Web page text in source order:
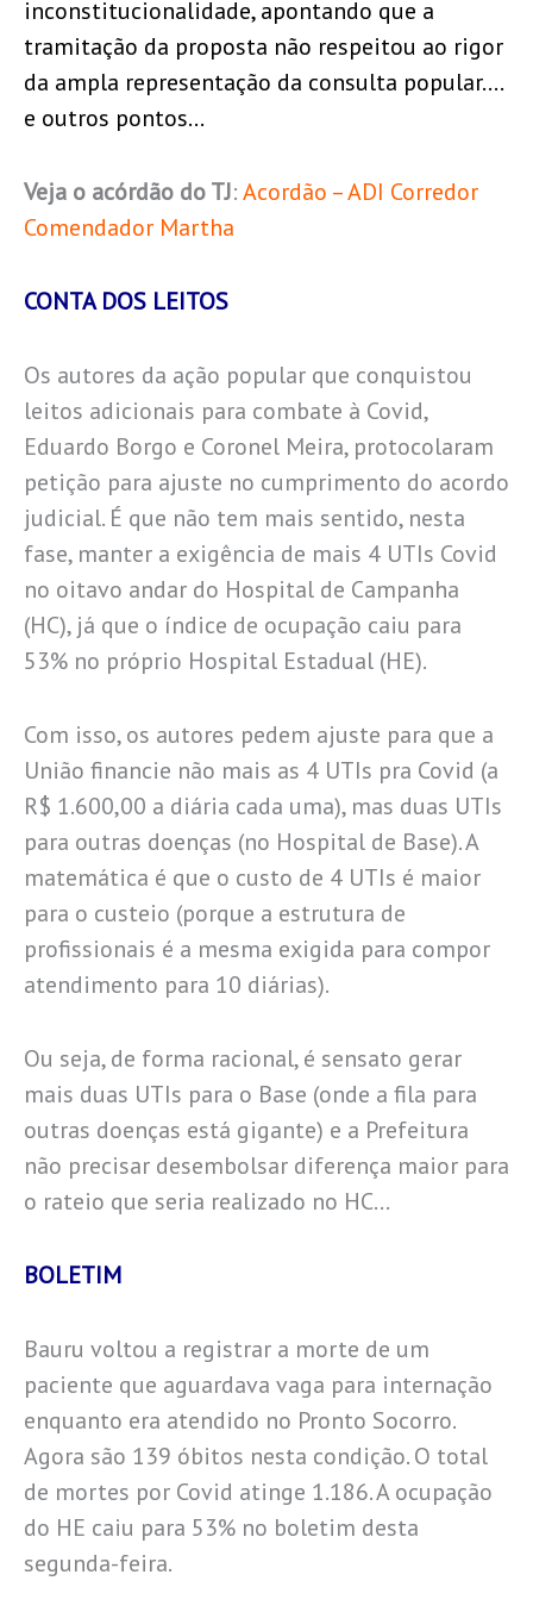
inconstitucionalidade, apontando que a
tramitação da proposta não respeitou ao rigor
da ampla representação da consulta popular….
e outros pontos…
Veja o acórdão do TJ:Acordão – ADI Corredor
Comendador Martha
CONTA DOS LEITOS
Os autores da ação popular que conquistou
leitos adicionais para combate à Covid,
Eduardo Borgo e Coronel Meira, protocolaram
petição para ajuste no cumprimento do acordo
judicial. É que não tem mais sentido, nesta
fase, manter a exigência de mais 4 UTIs Covid
no oitavo andar do Hospital de Campanha
(HC), já que o índice de ocupação caiu para
53% no próprio Hospital Estadual (HE).
Com isso, os autores pedem ajuste para que a
União financie não mais as 4 UTIs pra Covid (a
R$ 1.600,00 a diária cada uma), mas duas UTIs
para outras doenças (no Hospital de Base). A
matemática é que o custo de 4 UTIs é maior
para o custeio (porque a estrutura de
profissionais é a mesma exigida para compor
atendimento para 10 diárias).
Ou seja, de forma racional, é sensato gerar
mais duas UTIs para o Base (onde a fila para
outras doenças está gigante) e a Prefeitura
não precisar desembolsar diferença maior para
o rateio que seria realizado no HC…
BOLETIM
Bauru voltou a registrar a morte de um
paciente que aguardava vaga para internação
enquanto era atendido no Pronto Socorro.
Agora são 139 óbitos nesta condição. O total
de mortes por Covid atinge 1.186. A ocupação
do HE caiu para 53% no boletim desta
segunda-feira.